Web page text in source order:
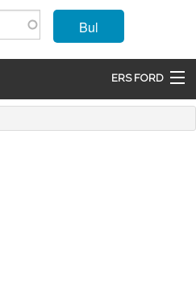
Bul
ERS FORD